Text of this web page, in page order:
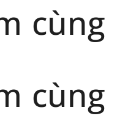
cùng